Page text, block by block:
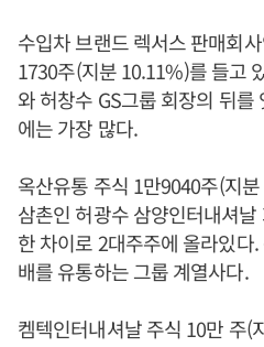
수입차 브랜드 렉서스 판매회
1730주(지분 10.11%)를 들고
와 허창수 GS그룹 회장의 뒤
에는 가장 많다.
옥산유통 주식 1만9040주(지
삼촌인 허광수 삼양인터내셔
한 차이로 2대주주에 올라있다
배를 유통하는 그룹 계열사다.
켐텍인터내셔날 주식 10만 주(